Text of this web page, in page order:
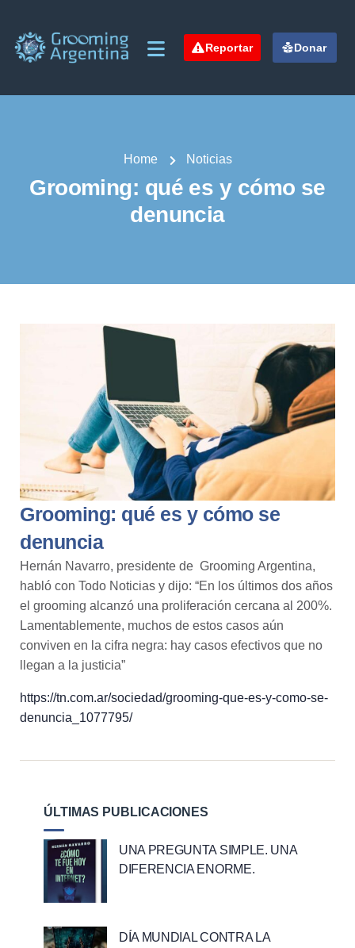
Reportar Donar
Home Noticias
Grooming: qué es y cómo se
denuncia
Grooming: qué es y cómo se
denuncia
Hernán Navarro, presidente de Grooming Argentina,
habló con Todo Noticias y dijo: “En los últimos dos años
el grooming alcanzó una proliferación cercana al 200%.
Lamentablemente, muchos de estos casos aún
conviven en la cifra negra: hay casos efectivos que no
llegan a la justicia”
https://tn.com.ar/sociedad/grooming-que-es-y-como-se-
denuncia_1077795/
ÚLTIMAS PUBLICACIONES
UNA PREGUNTA SIMPLE. UNA
DIFERENCIA ENORME.
DÍA MUNDIAL CONTRA LA